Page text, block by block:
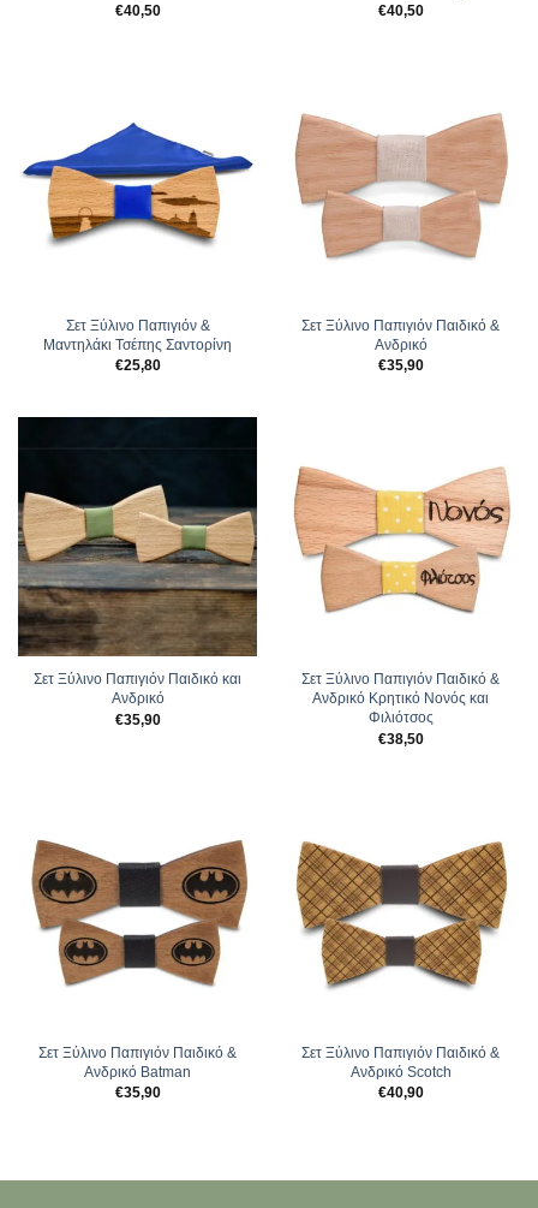
€40,50
€40,50
Σετ Ξύλινο Παπιγιόν &
Μαντηλάκι Τσέπης Σαντορίνη
€25,80
Σετ Ξύλινο Παπιγιόν Παιδικό &
Ανδρικό
€35,90
Σετ Ξύλινο Παπιγιόν Παιδικό και
Ανδρικό
€35,90
Σετ Ξύλινο Παπιγιόν Παιδικό &
Ανδρικό Κρητικό Νονός και
Φιλιότσος
€38,50
Σετ Ξύλινο Παπιγιόν Παιδικό &
Ανδρικό Batman
€35,90
Σετ Ξύλινο Παπιγιόν Παιδικό &
Ανδρικό Scotch
€40,90